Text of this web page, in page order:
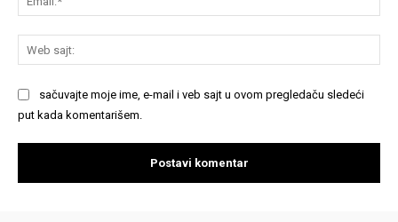
sačuvajte moje ime, e-mail i veb sajt u ovom pregledaču sledeći
put kada komentarišem.